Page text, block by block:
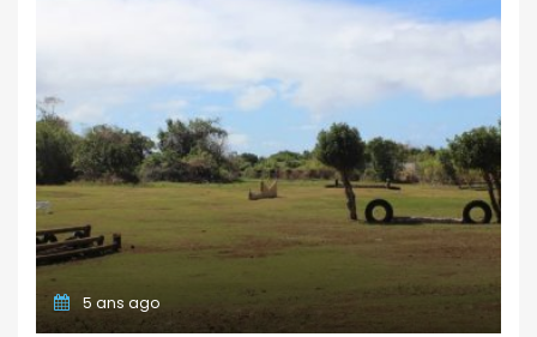
5 ans ago